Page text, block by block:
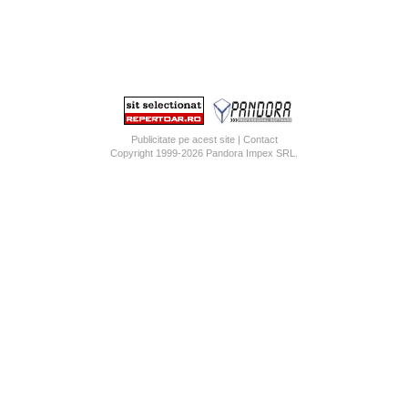
Publicitate pe acest site| Contact
Copyright 1999-2026 Pandora Impex SRL